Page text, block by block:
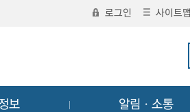
로그인 사이트맵
보 알림ㆍ소통